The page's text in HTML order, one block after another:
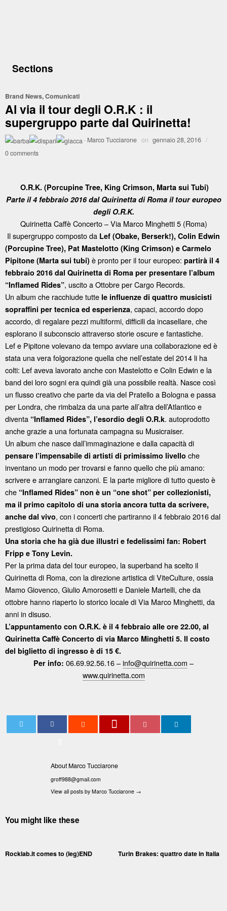
Sections
Brand News,Comunicati
Al via il tour degli O.R.K : il
supergruppo parte dal Quirinetta!
· Marco Tucciarone on gennaio 28, 2016 /
0 comments
O.R.K. (Porcupine Tree, King Crimson, Marta sui Tubi)
Parte il 4 febbraio 2016 dal Quirinetta di Roma il tour europeo
degli O.R.K.
Quirinetta Caffè Concerto – Via Marco Minghetti 5 (Roma)
Il supergruppo composto da Lef (Obake, Berserk!), Colin Edwin
(Porcupine Tree), Pat Mastelotto (King Crimson) e Carmelo
Pipitone (Marta sui tubi) è pronto per il tour europeo: partirà il 4
febbraio 2016 dal Quirinetta di Roma per presentare l’album
“Inflamed Rides”, uscito a Ottobre per Cargo Records.
Un album che racchiude tutte le influenze di quattro musicisti
sopraffini per tecnica ed esperienza, capaci, accordo dopo
accordo, di regalare pezzi multiformi, difficili da incasellare, che
esplorano il subconscio attraverso storie oscure e fantastiche.
Lef e Pipitone volevano da tempo avviare una collaborazione ed è
stata una vera folgorazione quella che nell’estate del 2014 li ha
colti: Lef aveva lavorato anche con Mastelotto e Colin Edwin e la
band dei loro sogni era quindi già una possibile realtà. Nasce così
un flusso creativo che parte da via del Pratello a Bologna e passa
per Londra, che rimbalza da una parte all’altra dell’Atlantico e
diventa “Inflamed Rides”, l’esordio degli O.R.k. autoprodotto
anche grazie a una fortunata campagna su Musicraiser.
Un album che nasce dall’immaginazione e dalla capacità di
pensare l’impensabile di artisti di primissimo livello che
inventano un modo per trovarsi e fanno quello che più amano:
scrivere e arrangiare canzoni. E la parte migliore di tutto questo è
che “Inflamed Rides” non è un “one shot” per collezionisti,
ma il primo capitolo di una storia ancora tutta da scrivere,
anche dal vivo, con i concerti che partiranno il 4 febbraio 2016 dal
prestigioso Quirinetta di Roma.
Una storia che ha già due illustri e fedelissimi fan: Robert
Fripp e Tony Levin.
Per la prima data del tour europeo, la superband ha scelto il
Quirinetta di Roma, con la direzione artistica di ViteCulture, ossia
Mamo Giovenco, Giulio Amorosetti e Daniele Martelli, che da
ottobre hanno riaperto lo storico locale di Via Marco Minghetti, da
anni in disuso.
L’appuntamento con O.R.K. è il 4 febbraio alle ore 22.00, al
Quirinetta Caffè Concerto di via Marco Minghetti 5. Il costo
del biglietto di ingresso è di 15 €.
Per info: 06.69.92.56.16 –info@quirinetta.com –
www.quirinetta.com
About Marco Tucciarone
groff988@gmail.com
View all posts by Marco Tucciarone →
You might like these
Rocklab.it comes to (leg)END Turin Brakes: quattro date in Italia